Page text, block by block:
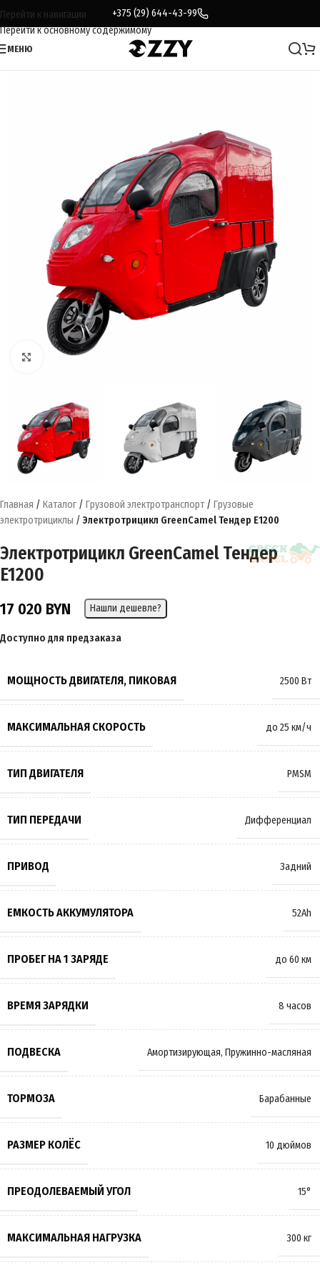
Перейти к навигации
Перейти к основному содержимому
+375 (29) 644-43-99
МЕНЮ
Нажмите, чтобы увеличить
Главная / Каталог / Грузовой электротранспорт/ Грузовые
электротрициклы / Электротрицикл GreenCamel Тендер E1200
Электротрицикл GreenCamel Тендер
E1200
17 020 BYN Нашли дешевле?
Доступно для предзаказа
МОЩНОСТЬ ДВИГАТЕЛЯ, ПИКОВАЯ 2500 Вт
МАКСИМАЛЬНАЯ СКОРОСТЬ до 25 км/ч
ТИП ДВИГАТЕЛЯ PMSM
ТИП ПЕРЕДАЧИ Дифференциал
ПРИВОД Задний
ЕМКОСТЬ АККУМУЛЯТОРА 52Ah
ПРОБЕГ НА 1 ЗАРЯДЕ до 60 км
ВРЕМЯ ЗАРЯДКИ 8 часов
ПОДВЕСКА Амортизирующая, Пружинно-масляная
ТОРМОЗА Барабанные
РАЗМЕР КОЛЁС 10 дюймов
ПРЕОДОЛЕВАЕМЫЙ УГОЛ 15°
МАКСИМАЛЬНАЯ НАГРУЗКА 300 кг